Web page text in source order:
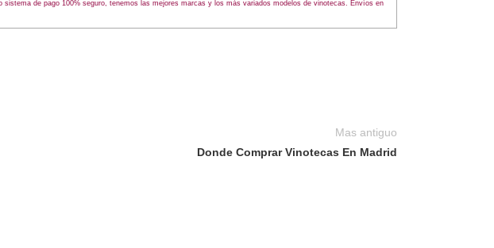
de pago 100% seguro, tenemos las mejores marcas y los más variados modelos de vinotecas. Envíos en
Mas antiguo
Donde Comprar Vinotecas En Madrid